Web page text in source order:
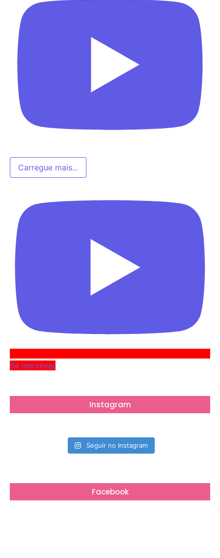
Carregue mais...
Se inscrever
Instagram
Seguir no Instagram
Facebook